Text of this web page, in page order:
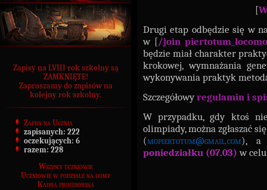
Zapisy na LVIII rok szkolny są
ZAMKNIĘTE!
Zapraszamy do zapisów na
kolejny rok szkolny.
Zapisy na Ucznia
zapisanych: 222
oczekujących: 6
razem: 228
Wszyscy uczniowie
Uczniowie w podziale na domy
Kadra profesorska
[
Drugi etap odbędzie się w
w [/join
będzie miał charakter
krokowej, wymnażania
wykonywania praktyk
Szczegółowyregulamin i
W przypadku, gdy ktoś
olimpiady, można zgłaszać
(mopiertotum@gmail.com), a
poniedziałku (07.03) w